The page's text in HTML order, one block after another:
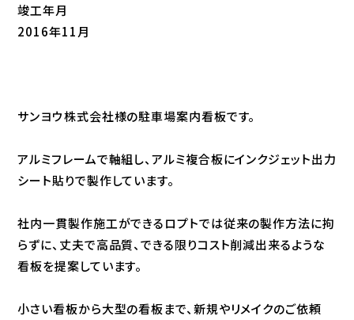
竣工年月
2016年11月
サンヨウ株式会社様の駐車場案内看板です。
アルミフレームで軸組し、アルミ複合板にインクジェット出力
シート貼りで製作しています。
社内一貫製作施工ができるロプトでは従来の製作方法に拘
らずに、丈夫で高品質、できる限りコスト削減出来るような
看板を提案しています。
小さい看板から大型の看板まで、新規やリメイクのご依頼